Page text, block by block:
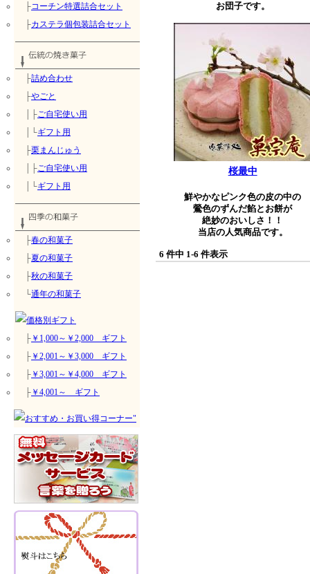
├コーチン特選詰合セット
├カステラ個包装詰合セット
├詰め合わせ
├やごと
│├ご自宅使い用
│└ギフト用
├栗まんじゅう
│├ご自宅使い用
│└ギフト用
├春の和菓子
├夏の和菓子
├秋の和菓子
└通年の和菓子
├ ￥1,000～￥2,000 ギフト
├ ￥2,001～￥3,000 ギフト
├ ￥3,001～￥4,000 ギフト
├ ￥4,001～ ギフト
お団子です。
桜最中
鮮やかなピンク色の皮の中の
鶯色のずんだ餡とお餅が
絶妙のおいしさ！！
当店の人気商品です。
6 件中 1-6 件表示